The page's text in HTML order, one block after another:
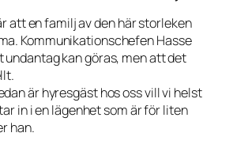
att en familj av den här storleken
Kommunikationschefen Hasse
undantag kan göras, men att det
är hyresgäst hos oss vill vi helst
in i en lägenhet som är för liten
han.